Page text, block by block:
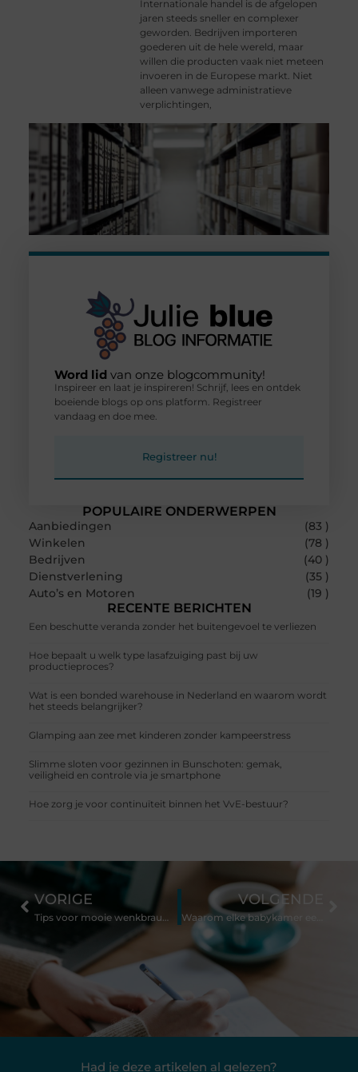
Internationale handel is de afgelopen
jaren steeds sneller en complexer
geworden. Bedrijven importeren
goederen uit de hele wereld, maar
willen die producten vaak niet meteen
invoeren in de Europese markt. Niet
alleen vanwege administratieve
verplichtingen,
POPULAIRE ONDERWERPEN
Aanbiedingen
(83 )
Winkelen
(78 )
Bedrijven
(40 )
Dienstverlening
(35 )
Auto’s en Motoren
(19 )
RECENTE BERICHTEN
Een beschutte veranda zonder het buitengevoel te verliezen
Hoe bepaalt u welk type lasafzuiging past bij uw
productieproces?
Wat is een bonded warehouse in Nederland en waarom wordt
het steeds belangrijker?
Glamping aan zee met kinderen zonder kampeerstress
Slimme sloten voor gezinnen in Bunschoten: gemak,
veiligheid en controle via je smartphone
Hoe zorg je voor continuïteit binnen het VvE-bestuur?
Word lid van onze blogcommunity!
Inspireer en laat je inspireren! Schrijf, lees en ontdek
boeiende blogs op ons platform. Registreer
vandaag en doe mee.
Registreer nu!
Had je deze artikelen al gelezen?
VORIGE
Tips voor mooie wenkbrauwen
VOLGENDE